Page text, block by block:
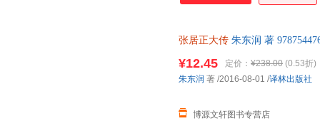
张居正大传 朱东润 著
¥12.45 定价： ¥238.00 (0.53折)
博源文轩图书专营店
朱东润 著 /2016-08-01 /译林出版社